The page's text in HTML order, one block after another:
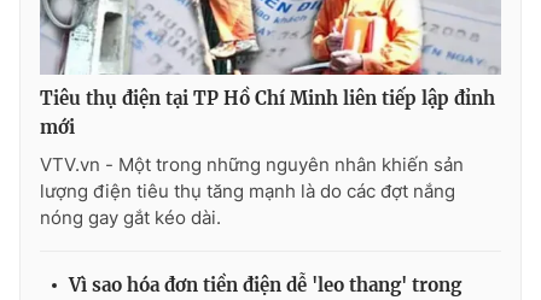
Tiêu thụ điện tại TP Hồ Chí Minh liên tiếp lập đỉnh
mới
VTV.vn - Một trong những nguyên nhân khiến sản
lượng điện tiêu thụ tăng mạnh là do các đợt nắng
nóng gay gắt kéo dài.
Vì sao hóa đơn tiền điện dễ 'leo thang' trong